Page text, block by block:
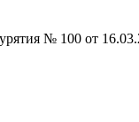
№ 100 от